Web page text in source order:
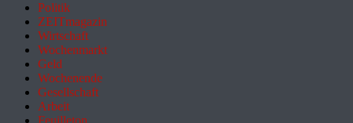
Politik
ZEITmagazin
Wirtschaft
Wochenmarkt
Geld
Wochenende
Gesellschaft
Arbeit
Feuilleton